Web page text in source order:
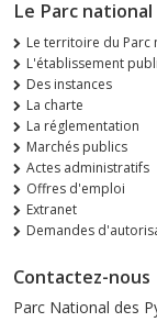
Le Parc
Le territoire du Parc
L'établissement
Des instances
La charte
La réglementation
Marchés publics
Actes administratifs
Offres d'emploi
Extranet
Demandes
Contactez-nous
Parc National des